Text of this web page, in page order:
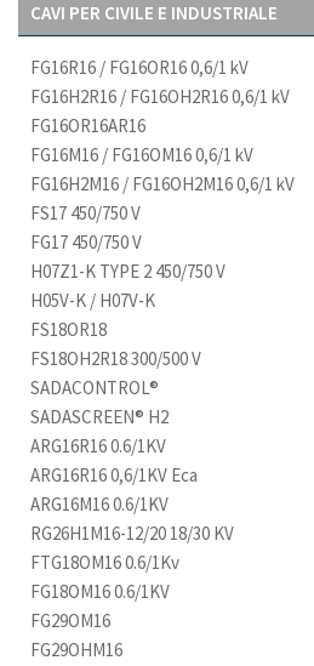
CAVI PER CIVILE E INDUSTRIALE
FG16R16 / FG16OR16 0,6/1 kV
FG16H2R16 / FG16OH2R16 0,6/1 kV
FG16OR16AR16
FG16M16 / FG16OM16 0,6/1 kV
FG16H2M16 / FG16OH2M16 0,6/1 kV
FS17 450/750 V
FG17 450/750 V
H07Z1-K TYPE 2 450/750 V
H05V-K / H07V-K
FS18OR18
FS18OH2R18 300/500 V
SADACONTROL®
SADASCREEN® H2
ARG16R16 0.6/1KV
ARG16R16 0,6/1KV Eca
ARG16M16 0.6/1KV
RG26H1M16-12/20 18/30 KV
FTG18OM16 0.6/1Kv
FG18OM16 0.6/1KV
FG29OM16
FG29OHM16